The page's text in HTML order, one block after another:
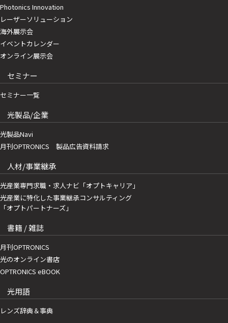
Photonics Innovation
レーザーソリューション
海外展示会
イベントカレンダー
オンライン展示会
セミナー
セミナー一覧
光製品/企業
光製品Navi
月刊OPTRONICS 製品広告資料請求
人材/事業継承
光産業専門求職・求人ナビ「オプトキャリア」
光産業に特化した事業継承コンサルティング
「オプトパートナーズ」
書籍 / 雑誌
月刊OPTRONICS
光のオンライン書店
OPTRONICS eBOOK
光用語
レンズ辞典＆事典